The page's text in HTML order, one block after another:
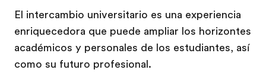
El intercambio universitario es una experiencia
enriquecedora que puede ampliar los horizontes
académicos y personales de los estudiantes, así
como su futuro profesional.